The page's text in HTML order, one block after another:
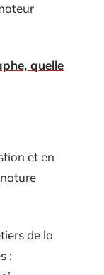
quelle
et en
de la
: